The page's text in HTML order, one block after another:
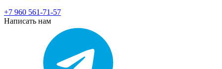
+7 960 561-71-57
Написать нам